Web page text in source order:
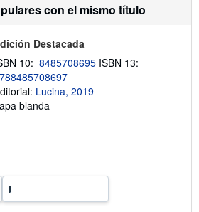
o
a
t
a
v
con el mismo título
Destacada
10: 8485708695 ISBN 13:
Lucina, 2019
blanda